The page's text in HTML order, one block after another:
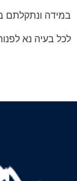
במידה ונתקלתם
לכל בעיה נא